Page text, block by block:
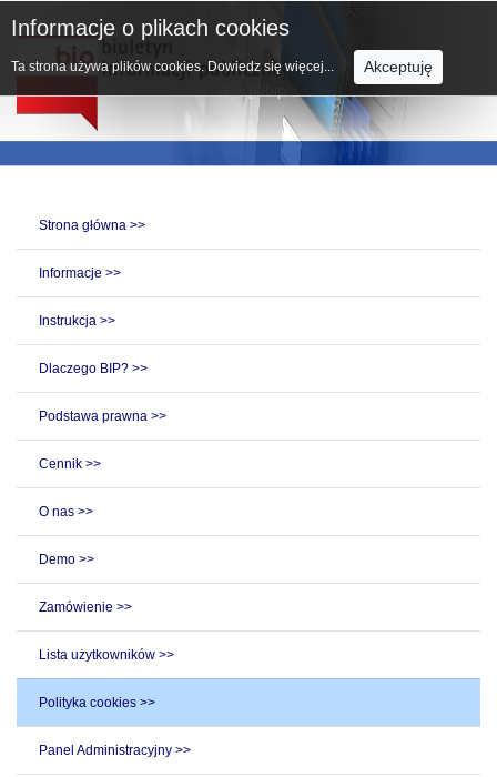
Strona główna >>
Informacje >>
Instrukcja >>
Dlaczego BIP? >>
Podstawa prawna >>
Cennik >>
O nas >>
Demo >>
Zamówienie >>
Lista użytkowników >>
Polityka cookies >>
Panel Administracyjny >>
Informacje o plikach cookies
Ta strona używa plików cookies. Dowiedz się więcej... Akceptuję